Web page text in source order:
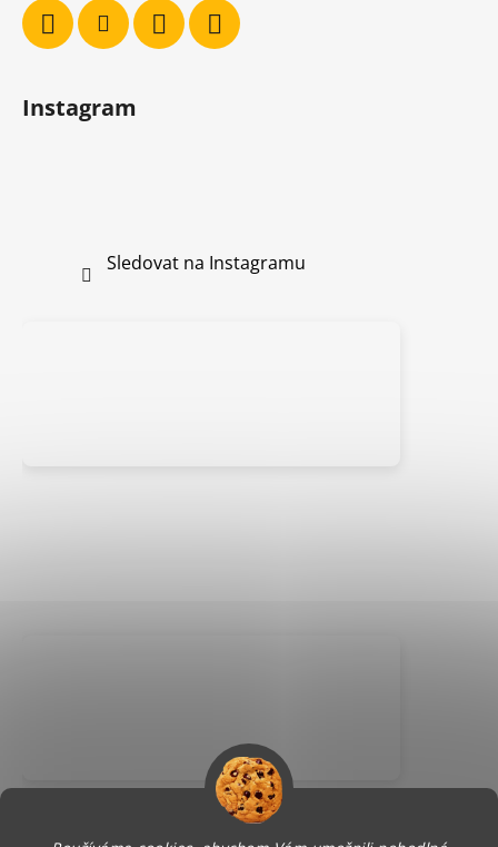
Instagram
Sledovat na Instagramu